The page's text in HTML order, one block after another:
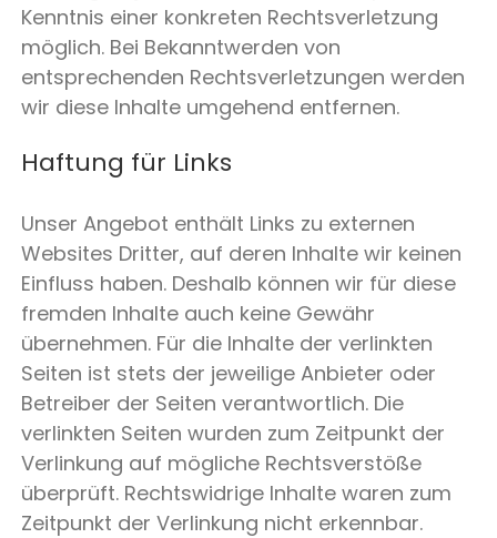
Kenntnis einer konkreten Rechtsverletzung
möglich. Bei Bekanntwerden von
entsprechenden Rechtsverletzungen werden
wir diese Inhalte umgehend entfernen.
Haftung für Links
Unser Angebot enthält Links zu externen
Websites Dritter, auf deren Inhalte wir keinen
Einfluss haben. Deshalb können wir für diese
fremden Inhalte auch keine Gewähr
übernehmen. Für die Inhalte der verlinkten
Seiten ist stets der jeweilige Anbieter oder
Betreiber der Seiten verantwortlich. Die
verlinkten Seiten wurden zum Zeitpunkt der
Verlinkung auf mögliche Rechtsverstöße
überprüft. Rechtswidrige Inhalte waren zum
Zeitpunkt der Verlinkung nicht erkennbar.